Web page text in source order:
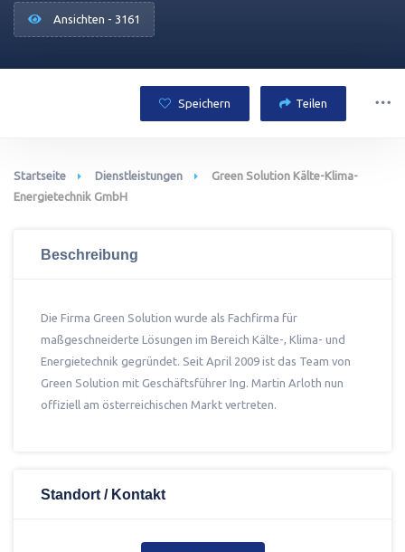
Ansichten - 3161
Speichern Teilen
Startseite Dienstleistungen
Green Solution Kälte-Klima-
Energietechnik GmbH
Beschreibung
Die Firma Green Solution wurde als Fachfirma für
maßgeschneiderte Lösungen im Bereich Kälte-, Klima- und
Energietechnik gegründet. Seit April 2009 ist das Team von
Green Solution mit Geschäftsführer Ing. Martin Arloth nun
offiziell am österreichischen Markt vertreten.
Standort / Kontakt